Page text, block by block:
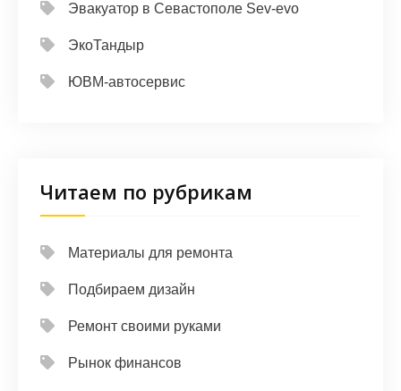
Эвакуатор в Севастополе Sev-evo
ЭкоТандыр
ЮВМ-автосервис
Читаем по рубрикам
Материалы для ремонта
Подбираем дизайн
Ремонт своими руками
Рынок финансов